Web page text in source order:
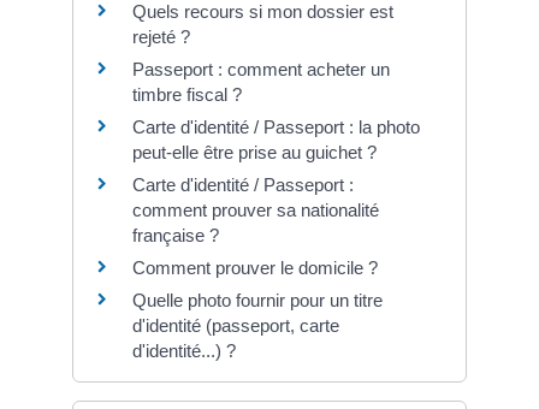
Quels recours si mon dossier est
rejeté ?
Passeport : comment acheter un
timbre fiscal ?
Carte d'identité / Passeport : la photo
peut-elle être prise au guichet ?
Carte d'identité / Passeport :
comment prouver sa nationalité
française ?
Comment prouver le domicile ?
Quelle photo fournir pour un titre
d'identité (passeport, carte
d'identité...) ?